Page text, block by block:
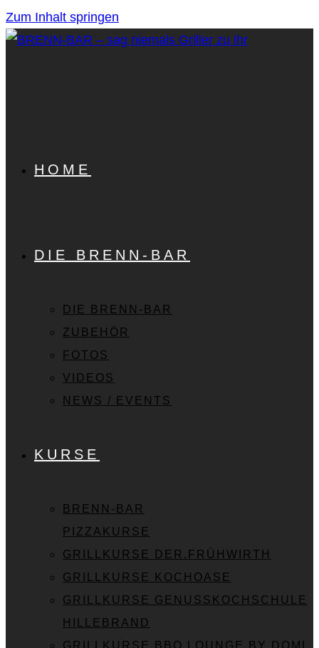
Zum Inhalt springen
HOME
DIE BRENN-BAR
DIE BRENN-BAR
ZUBEHÖR
FOTOS
VIDEOS
NEWS / EVENTS
KURSE
BRENN-BAR
PIZZAKURSE
GRILLKURSE DER.FRÜHWIRTH
GRILLKURSE KOCHOASE
GRILLKURSE GENUSSKOCHSCHULE
HILLEBRAND
GRILLKURSE BBQ LOUNGE BY DOMI